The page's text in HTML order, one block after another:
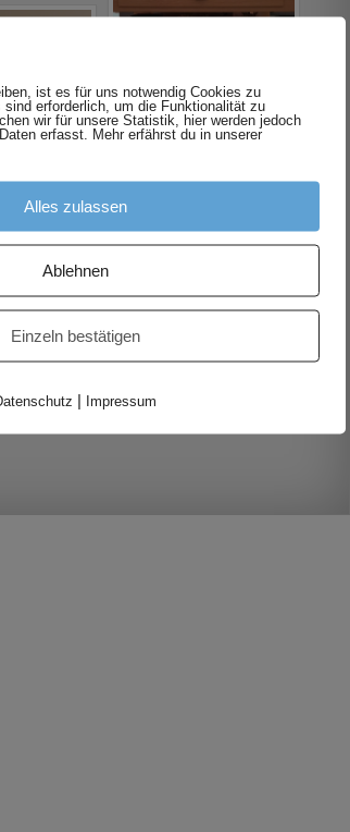
ist es für uns notwendig Cookies zu
erforderlich, um die Funktionalität zu
wir für unsere Statistik, hier werden jedoch
erfasst. Mehr erfährst du in unserer
Alles zulassen
Ablehnen
Einzeln bestätigen
| Impressum